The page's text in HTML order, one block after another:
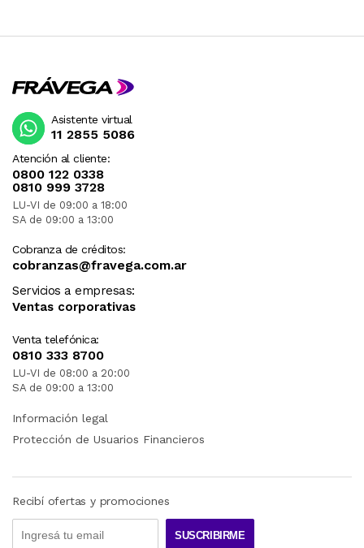
Atención al cliente:
0800 122 0338
0810 999 3728
LU-VI de 09:00 a 18:00
SA de 09:00 a 13:00
Cobranza de créditos:
cobranzas@fravega.com.ar
Servicios a empresas:
Ventas corporativas
Venta telefónica:
0810 333 8700
LU-VI de 08:00 a 20:00
SA de 09:00 a 13:00
Asistente virtual
11 2855 5086
Información legal
Protección de Usuarios Financieros
Recibí ofertas y promociones
SUSCRIBIRME